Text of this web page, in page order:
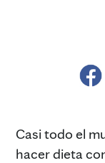
Casi todo el
hacer dieta